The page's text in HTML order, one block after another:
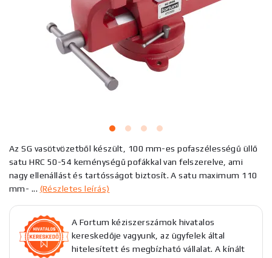
Az SG vasötvözetből készült, 100 mm-es pofaszélességű üllő
satu HRC 50-54 keménységű pofákkal van felszerelve, ami
nagy ellenállást és tartósságot biztosít. A satu maximum 110
mm- ... (Részletes leírás)
A Fortum kéziszerszámok hivatalos
kereskedője vagyunk, az ügyfelek által
hitelesített és megbízható vállalat. A kínált